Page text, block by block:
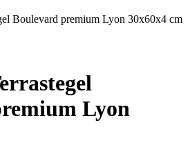
Boulevard premium Lyon 30x60x4 cm
Lyon